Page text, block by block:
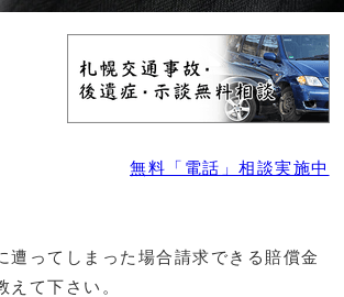
無料「電話」相談実施中
ってしまった場合請求できる賠償金
えて下さい。